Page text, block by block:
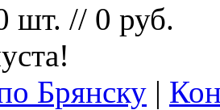
шт. // 0 руб.
Брянску |